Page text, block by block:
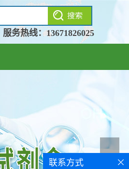
服务热线：13671826025
联系方式